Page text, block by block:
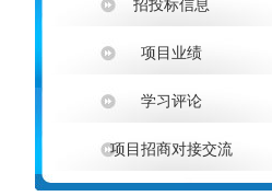
招投标信息
项目业绩
学习评论
项目招商对接交流